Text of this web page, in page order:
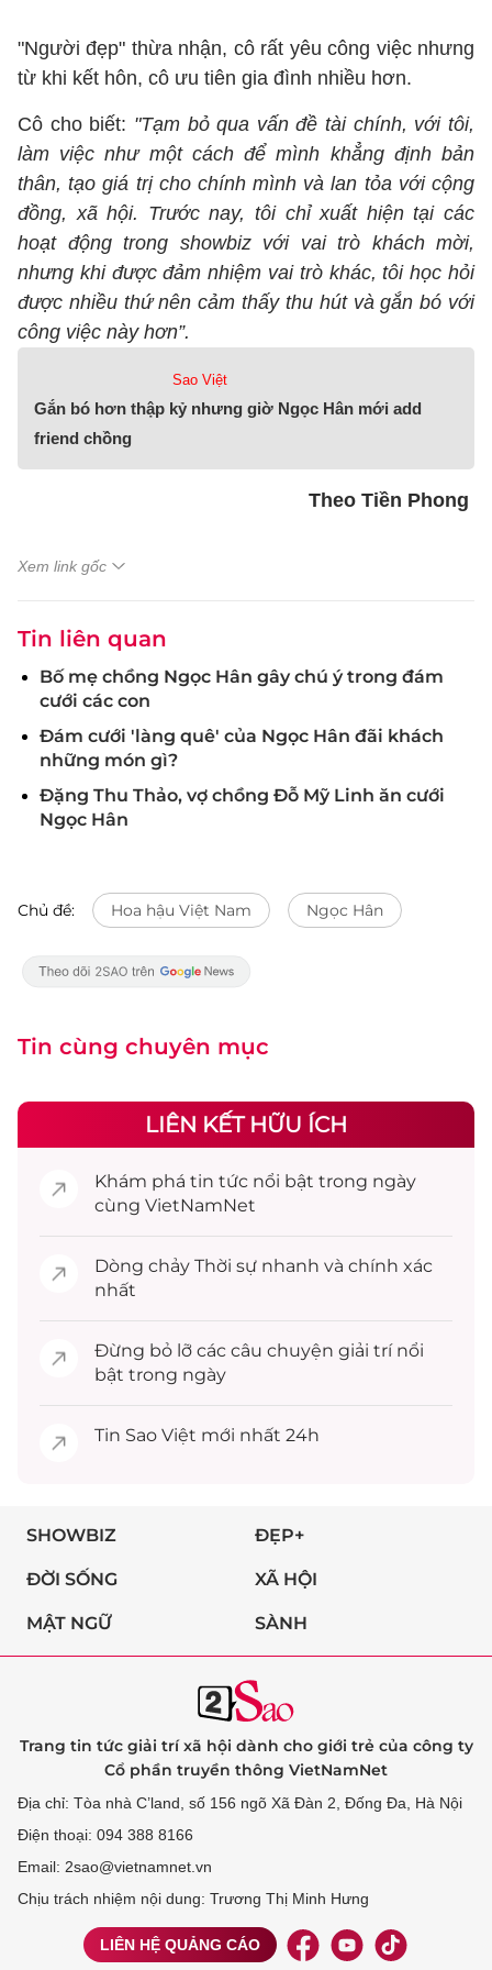
"Người đẹp" thừa nhận, cô rất yêu công việc nhưng
từ khi kết hôn, cô ưu tiên gia đình nhiều hơn.
Cô cho biết: "Tạm bỏ qua vấn đề tài chính, với tôi,
làm việc như một cách để mình khẳng định bản
thân, tạo giá trị cho chính mình và lan tỏa với cộng
đồng, xã hội. Trước nay, tôi chỉ xuất hiện tại các
hoạt động trong showbiz với vai trò khách mời,
nhưng khi được đảm nhiệm vai trò khác, tôi học hỏi
được nhiều thứ nên cảm thấy thu hút và gắn bó với
công việc này hơn”.
Sao Việt
Gắn bó hơn thập kỷ nhưng giờ Ngọc Hân mới add
friend chồng
Theo Tiền Phong
Xem link gốc
Tin liên quan
Bố mẹ chồng Ngọc Hân gây chú ý trong đám
cưới các con
Đám cưới 'làng quê' của Ngọc Hân đãi khách
những món gì?
Đặng Thu Thảo, vợ chồng Đỗ Mỹ Linh ăn cưới
Ngọc Hân
Chủ đề: Hoa hậu Việt Nam Ngọc Hân
Tin cùng chuyên mục
LIÊN KẾT HỮU ÍCH
Khám phá tin tức nổi bật trong ngày
cùng VietNamNet
Dòng chảy Thời sự nhanh và chính xác
nhất
Đừng bỏ lỡ các câu chuyện giải trínổi
bật trong ngày
Tin Sao Việt mới nhất 24h
SHOWBIZ ĐẸP+
ĐỜI SỐNG XÃ HỘI
MẬT NGỮ SÀNH
Trang tin tức giải trí xã hội dành cho giới trẻ của công ty
Cổ phần truyền thông VietNamNet
Địa chỉ: Tòa nhà C’land, số 156 ngõ Xã Đàn 2, Đống Đa, Hà Nội
Điện thoại: 094 388 8166
Email: 2sao@vietnamnet.vn
Chịu trách nhiệm nội dung: Trương Thị Minh Hưng
LIÊN HỆ QUẢNG CÁO